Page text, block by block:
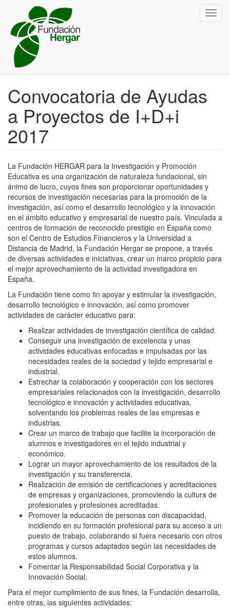
contenido
principal
Convocatoria de Ayudas
a Proyectos de I+D+i
2017
La Fundación HERGAR para la Investigación y Promoción
Educativa es una organización de naturaleza fundacional, sin
ánimo de lucro, cuyos fines son proporcionar oportunidades y
recursos de investigación necesarias para la promoción de la
investigación, así como el desarrollo tecnológico y la innovación
en el ámbito educativo y empresarial de nuestro país. Vinculada a
centros de formación de reconocido prestigio en España como
son el Centro de Estudios Financieros y la Universidad a
Distancia de Madrid, la Fundación Hergar se propone, a través
de diversas actividades e iniciativas, crear un marco propicio para
el mejor aprovechamiento de la actividad investigadora en
España.
La Fundación tiene como fin apoyar y estimular la investigación,
desarrollo tecnológico e innovación, así como promover
actividades de carácter educativo para:
Realizar actividades de investigación científica de calidad.
Conseguir una investigación de excelencia y unas
actividades educativas enfocadas e impulsadas por las
necesidades reales de la sociedad y tejido empresarial e
industrial.
Estrechar la colaboración y cooperación con los sectores
empresariales relacionados con la investigación, desarrollo
tecnológico e innovación y actividades educativas,
solventando los problemas reales de las empresas e
industrias.
Crear un marco de trabajo que facilite la incorporación de
alumnos e investigadores en el tejido industrial y
económico.
Lograr un mayor aprovechamiento de los resultados de la
investigación y su transferencia.
Realización de emisión de certificaciones y acreditaciones
de empresas y organizaciones, promoviendo la cultura de
profesionales y profesiones acreditadas.
Promover la educación de personas con discapacidad,
incidiendo en su formación profesional para su acceso a un
puesto de trabajo, colaborando si fuera necesario con otros
programas y cursos adaptados según las necesidades de
estos alumnos.
Fomentar la Responsabilidad Social Corporativa y la
Innovación Social.
Para el mejor cumplimiento de sus fines, la Fundación desarrolla,
entre otras, las siguientes actividades: